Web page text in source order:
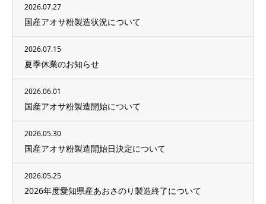
2026.07.27
国産アオサ粉製造状況について
2026.07.15
夏季休業のお知らせ
2026.06.01
国産アオサ粉製造開始について
2026.05.30
国産アオサ粉製造開始日決定について
2026.05.25
2026年度愛知県産あおさのり製造終了について